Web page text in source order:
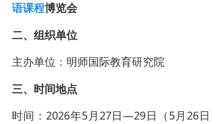
语课程博览会
二、组织单位
主办单位：明师国际教育研究院
三、时间地点
时间：2026年5月27日—29日（5月26日